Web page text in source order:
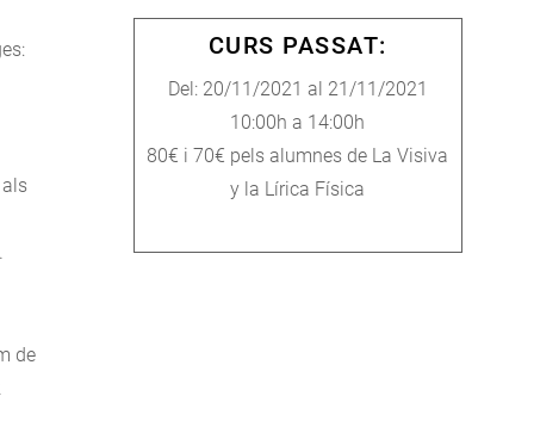
de
CURS PASSAT:
Del: 20/11/2021 al 21/11/2021
10:00h a 14:00h
80€ i 70€ pels alumnes de La Visiva
y la Lírica Física